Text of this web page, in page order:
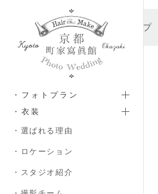
メインコンテンツへスキップ
・フォトプラン
・衣装
・選ばれる理由
・ロケーション
・スタジオ紹介